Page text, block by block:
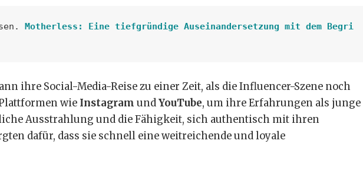
Motherless: Eine tiefgründige Auseinandersetzung mit dem Begri
ihre Social-Media-Reise zu einer Zeit, als die Influencer-Szene noch
wie Instagram undYouTube, um ihre Erfahrungen als junge
Ausstrahlung und die Fähigkeit, sich authentisch mit ihren
dafür, dass sie schnell eine weitreichende und loyale